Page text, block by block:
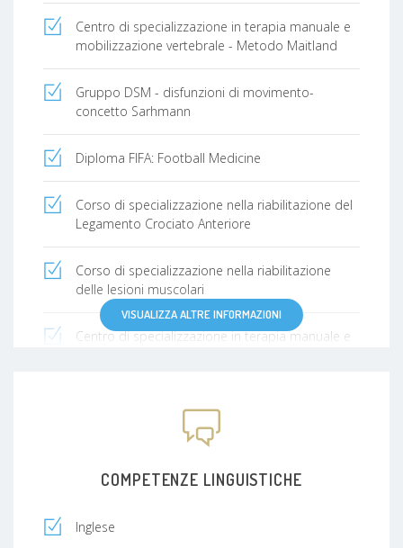
Centro di specializzazione in terapia manuale e
mobilizzazione vertebrale - Metodo Maitland
Gruppo DSM - disfunzioni di movimento-
concetto Sarhmann
Diploma FIFA: Football Medicine
Corso di specializzazione nella riabilitazione del
Legamento Crociato Anteriore
Corso di specializzazione nella riabilitazione
delle lesioni muscolari
Centro di specializzazione in terapia manuale e
VISUALIZZA ALTRE INFORMAZIONI
COMPETENZE LINGUISTICHE
Inglese